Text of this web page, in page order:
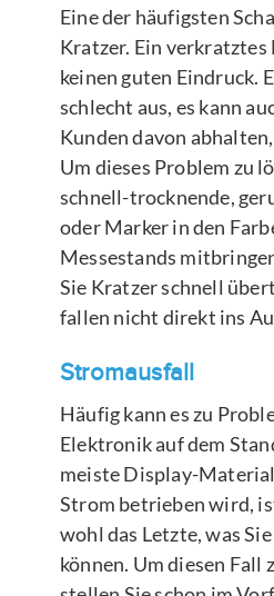
Eine der häufigsten
Kratzer. Ein verkratztes
keinen guten Eindruck.
schlecht aus, es kann
Kunden davon
Um dieses Problem zu
schnell-trocknende,
oder Marker in den
Messestands
Sie Kratzer schnell
fallen nicht direkt ins
Stromausfall
Häufig kann es zu
Elektronik auf dem
meiste Display-
Strom betrieben wird,
wohl das Letzte, was
können. Um diesen Fall